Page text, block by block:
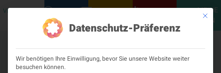
VERANSTALTUNGENPODCASTS NEUROLOGISCH KONTAKT
MEINE
ÖGN
Mit
Datenschutz-Präferenz
Wir benötigen Ihre Einwilligung, bevor Sie unsere Website weiter
besuchen können.